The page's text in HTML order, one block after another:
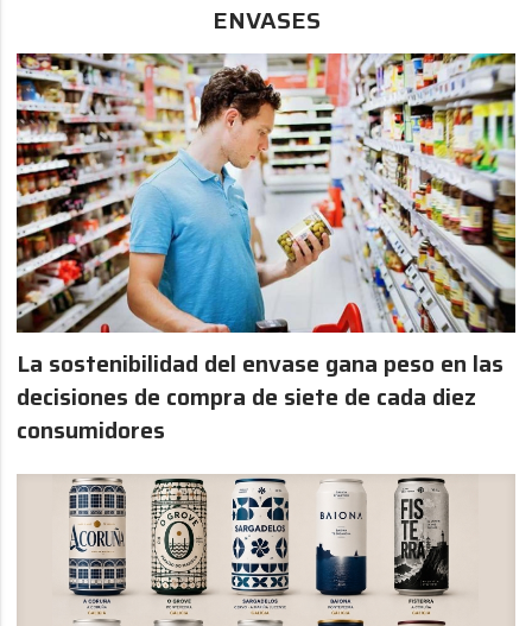
ENVASES
La sostenibilidad del envase gana peso en las
decisiones de compra de siete de cada diez
consumidores